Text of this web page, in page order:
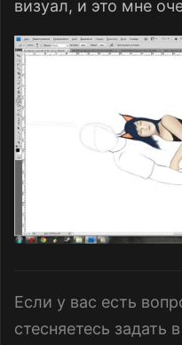
визуал, и это мне
Если у вас есть
стесняетесь